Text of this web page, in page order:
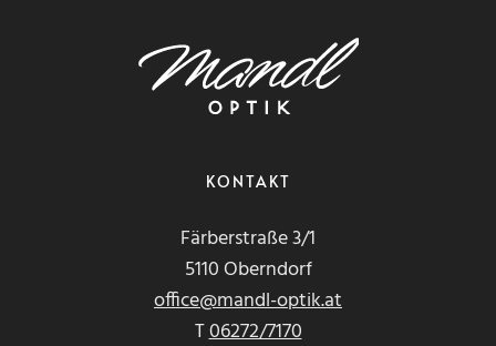
KONTAKT
Färberstraße 3/1
5110 Oberndorf
office@mandl-optik.at
T06272/7170